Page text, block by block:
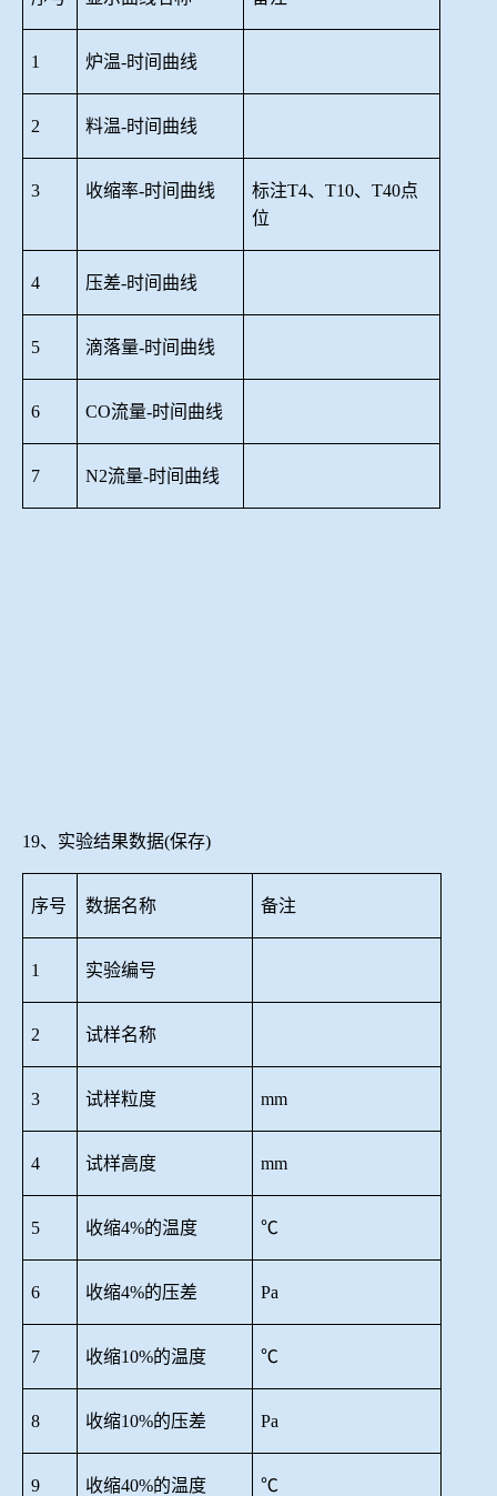
1 炉温-时间曲线
2 料温-时间曲线
3 收缩率-时间曲线 标注T4、T10、T40点
位
4 压差-时间曲线
5 滴落量-时间曲线
6 CO流量-时间曲线
7 N2流量-时间曲线
19、实验结果数据(保存)
序号 数据名称 备注
1 实验编号
2 试样名称
3 试样粒度 mm
4 试样高度 mm
5 收缩4%的温度 ℃
6 收缩4%的压差 Pa
7 收缩10%的温度 ℃
8 收缩10%的压差 Pa
9 收缩40%的温度 ℃